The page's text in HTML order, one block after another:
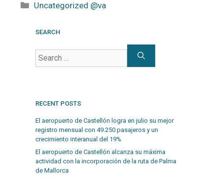
Uncategorized @va
SEARCH
RECENT POSTS
El aeropuerto de Castellón logra en julio su mejor
registro mensual con 49.250 pasajeros y un
crecimiento interanual del 19%
El aeropuerto de Castellón alcanza su máxima
actividad con la incorporación de la ruta de Palma
de Mallorca